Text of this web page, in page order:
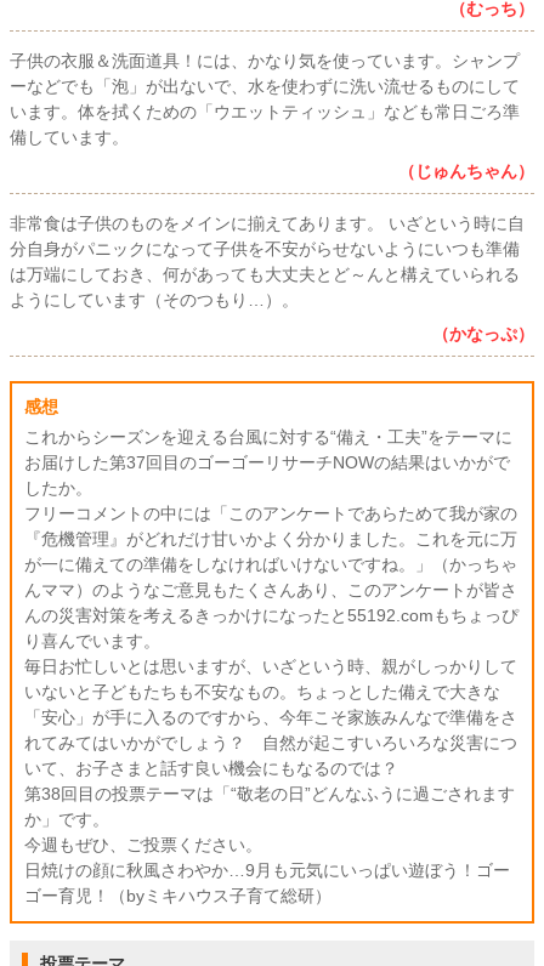
（むっち）
子供の衣服＆洗面道具！には、かなり気を使っています。シャンプ
ーなどでも「泡」が出ないで、水を使わずに洗い流せるものにして
います。体を拭くための「ウエットティッシュ」なども常日ごろ準
備しています。
（じゅんちゃん）
非常食は子供のものをメインに揃えてあります。 いざという時に自
分自身がパニックになって子供を不安がらせないようにいつも準備
は万端にしておき、何があっても大丈夫とど～んと構えていられる
ようにしています（そのつもり…）。
（かなっぷ）
感想
これからシーズンを迎える台風に対する“備え・工夫”をテーマに
お届けした第37回目のゴーゴーリサーチNOWの結果はいかがで
したか。
フリーコメントの中には「このアンケートであらためて我が家の
『危機管理』がどれだけ甘いかよく分かりました。これを元に万
が一に備えての準備をしなければいけないですね。」（かっちゃ
んママ）のようなご意見もたくさんあり、このアンケートが皆さ
んの災害対策を考えるきっかけになったと55192.comもちょっぴ
り喜んでいます。
毎日お忙しいとは思いますが、いざという時、親がしっかりして
いないと子どもたちも不安なもの。ちょっとした備えで大きな
「安心」が手に入るのですから、今年こそ家族みんなで準備をさ
れてみてはいかがでしょう？ 自然が起こすいろいろな災害につ
いて、お子さまと話す良い機会にもなるのでは？
第38回目の投票テーマは「“敬老の日”どんなふうに過ごされます
か」です。
今週もぜひ、ご投票ください。
日焼けの顔に秋風さわやか…9月も元気にいっぱい遊ぼう！ゴー
ゴー育児！（byミキハウス子育て総研）